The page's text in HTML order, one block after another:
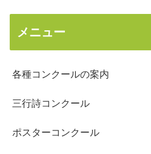
メニュー
各種コンクールの案内
三行詩コンクール
ポスターコンクール